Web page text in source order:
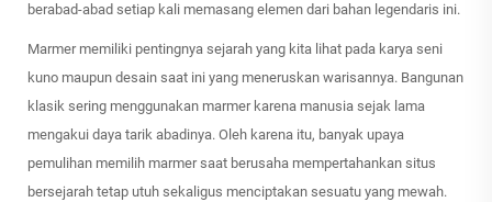
berabad-abad setiap kali memasang elemen dari bahan legendaris ini.
Marmer memiliki pentingnya sejarah yang kita lihat pada karya seni
kuno maupun desain saat ini yang meneruskan warisannya. Bangunan
klasik sering menggunakan marmer karena manusia sejak lama
mengakui daya tarik abadinya. Oleh karena itu, banyak upaya
pemulihan memilih marmer saat berusaha mempertahankan situs
bersejarah tetap utuh sekaligus menciptakan sesuatu yang mewah.